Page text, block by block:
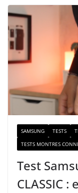
t
r
e
e
m
i
SAMSUNG TESTS
TESTS MONTRES
Test
CLASSIC